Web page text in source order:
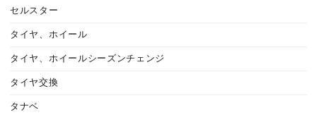
セルスター
タイヤ、ホイール
タイヤ、ホイールシーズンチェンジ
タイヤ交換
タナベ